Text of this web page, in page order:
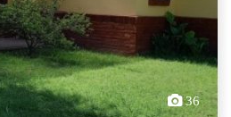
36